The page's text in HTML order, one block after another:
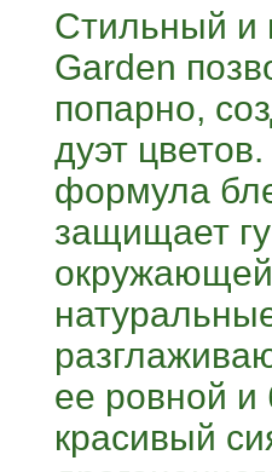
Стильный и
Garden
попарно,
дуэт
формула
защищает
ее ровной и
красивый